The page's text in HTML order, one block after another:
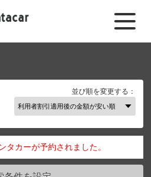
並び順を変更する：
カーが予約されました。